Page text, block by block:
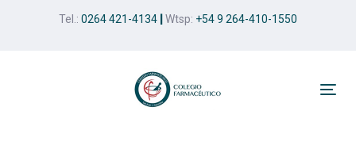
Tel.: 0264 421-4134 Wtsp: +54 9 264-410-1550